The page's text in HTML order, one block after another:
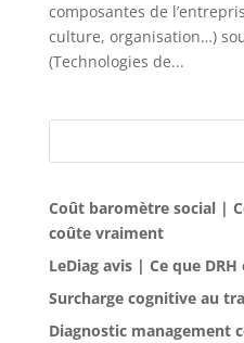
composantes de
culture, organisation…)
(Technologies de...
Coût baromètre social |
coûte vraiment
LeDiag avis | Ce que
Surcharge cognitive au
Diagnostic management